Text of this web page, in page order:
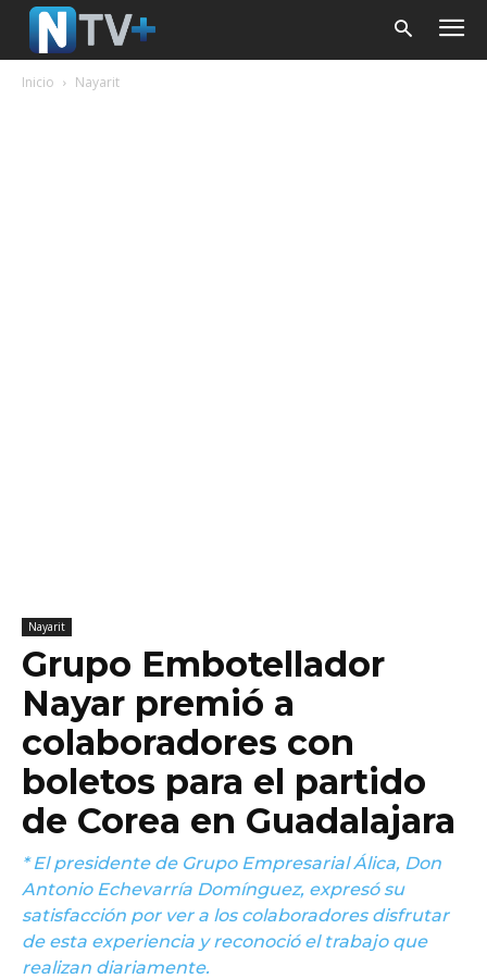
Inicio Nayarit
Nayarit
Grupo Embotellador
Nayar premió a
colaboradores con
boletos para el partido
de Corea en Guadalajara
* El presidente de Grupo Empresarial Álica, Don
Antonio Echevarría Domínguez, expresó su
satisfacción por ver a los colaboradores disfrutar
de esta experiencia y reconoció el trabajo que
realizan diariamente.